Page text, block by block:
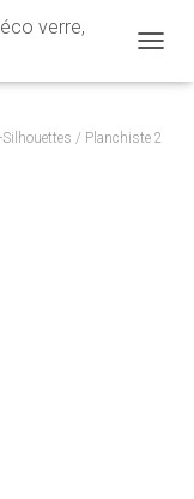
verre,
/ Planchiste 2